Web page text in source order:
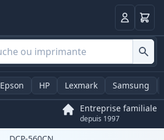
Panier
Epson HP Lexmark Samsung
Entreprise familiale
depuis 1997